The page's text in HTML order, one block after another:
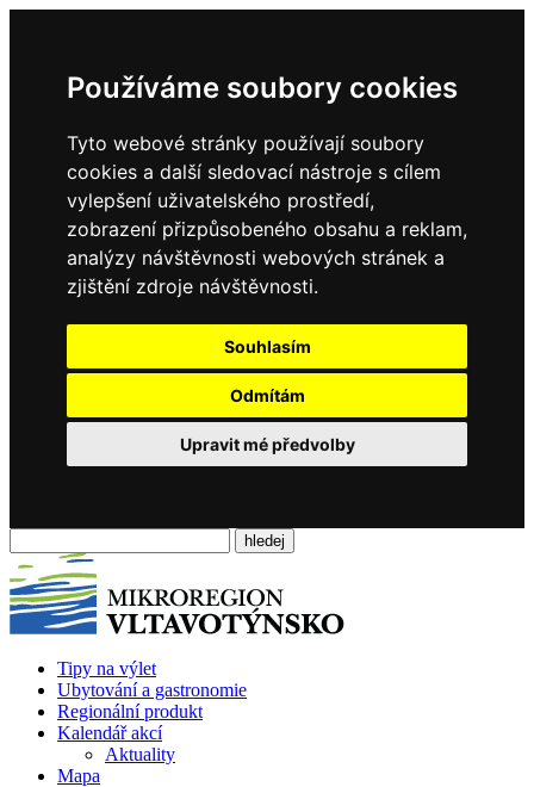
Používáme soubory cookies
Tyto webové stránky používají soubory
cookies a další sledovací nástroje s cílem
vylepšení uživatelského prostředí,
zobrazení přizpůsobeného obsahu a reklam,
analýzy návštěvnosti webových stránek a
zjištění zdroje návštěvnosti.
Souhlasím
Odmítám
Upravit mé předvolby
Tipy na výlet
Ubytování a gastronomie
Regionální produkt
Kalendář akcí
Aktuality
Mapa